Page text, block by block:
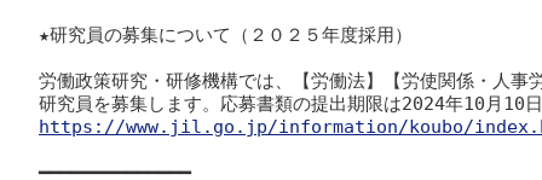
★研究員の募集について（２０２５年度採用）
労働政策研究・研修機構では、【労働法】【労使関係・人事
https://www.jil.go.jp/information/koubo/
━━━━━━━━━━━━━━